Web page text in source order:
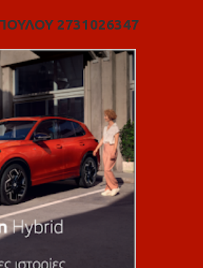
2731026347